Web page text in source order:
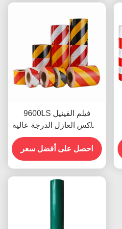
9600LS فيلم الفينيل
العاكس العازل الدرجة عالية
الكثافة
احصل على أفضل سعر